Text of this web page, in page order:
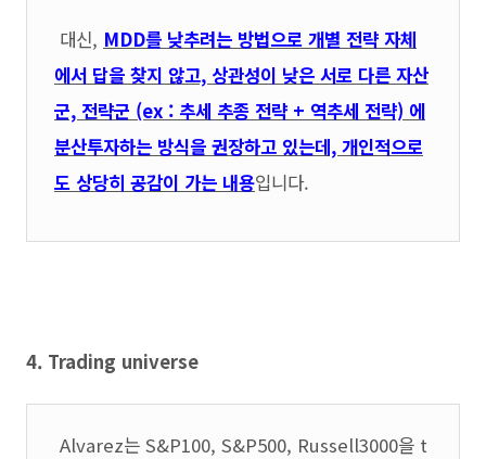
대신, MDD를 낮추려는 방법으로 개별 전략 자체
에서 답을 찾지 않고, 상관성이 낮은 서로 다른 자산
군, 전략군 (ex : 추세 추종 전략 + 역추세 전략) 에
분산투자하는 방식을 권장하고 있는데, 개인적으로
도 상당히 공감이 가는 내용입니다.
4. Trading universe
Alvarez는 S&P100, S&P500, Russell3000을 t